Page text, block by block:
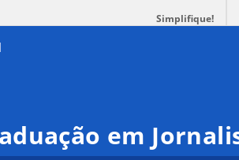
Simplifique!
em